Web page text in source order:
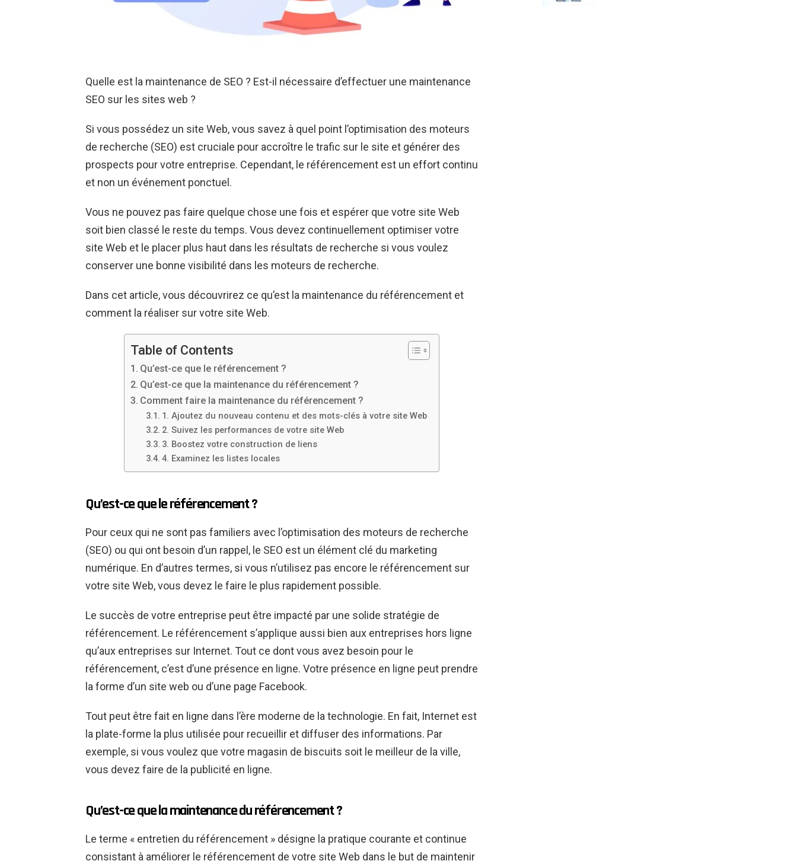
Quelle est la maintenance de SEO ? Est-il nécessaire d’effectuer une maintenance
SEO sur les sites web ?
Si vous possédez un site Web, vous savez à quel point l’optimisation des moteurs
de recherche (SEO) est cruciale pour accroître le trafic sur le site et générer des
prospects pour votre entreprise. Cependant, le référencement est un effort continu
et non un événement ponctuel.
Vous ne pouvez pas faire quelque chose une fois et espérer que votre site Web
soit bien classé le reste du temps. Vous devez continuellement optimiser votre
site Web et le placer plus haut dans les résultats de recherche si vous voulez
conserver une bonne visibilité dans les moteurs de recherche.
Dans cet article, vous découvrirez ce qu’est la maintenance du référencement et
comment la réaliser sur votre site Web.
Table of Contents
Qu’est-ce que le référencement ?
Qu’est-ce que la maintenance du référencement ?
Comment faire la maintenance du référencement ?
1. Ajoutez du nouveau contenu et des mots-clés à votre site Web
2. Suivez les performances de votre site Web
3. Boostez votre construction de liens
4. Examinez les listes locales
Qu’est-ce que le référencement ?
Pour ceux qui ne sont pas familiers avec l’optimisation des moteurs de recherche
(SEO) ou qui ont besoin d’un rappel, le SEO est un élément clé du marketing
numérique. En d’autres termes, si vous n’utilisez pas encore le référencement sur
votre site Web, vous devez le faire le plus rapidement possible.
Le succès de votre entreprise peut être impacté par une solide stratégie de
référencement. Le référencement s’applique aussi bien aux entreprises hors ligne
qu’aux entreprises sur Internet. Tout ce dont vous avez besoin pour le
référencement, c’est d’une présence en ligne. Votre présence en ligne peut prendre
la forme d’un site web ou d’une page Facebook.
Tout peut être fait en ligne dans l’ère moderne de la technologie. En fait, Internet est
la plate-forme la plus utilisée pour recueillir et diffuser des informations. Par
exemple, si vous voulez que votre magasin de biscuits soit le meilleur de la ville,
vous devez faire de la publicité en ligne.
Qu’est-ce que la maintenance du référencement ?
Le terme « entretien du référencement » désigne la pratique courante et continue
consistant à améliorer le référencement de votre site Web dans le but de maintenir